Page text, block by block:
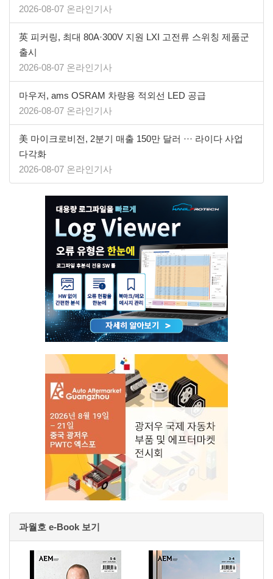
2026-08-07 온라인기사
英 피커링, 최대 80A·300V 지원 LXI 고전류 스위칭 제품군
출시
2026-08-07 온라인기사
마우저, ams OSRAM 차량용 적외선 LED 공급
2026-08-07 온라인기사
美 마이크로비전, 2분기 매출 150만 달러 ··· 라이다 사업
다각화
2026-08-07 온라인기사
과월호 e-Book 보기